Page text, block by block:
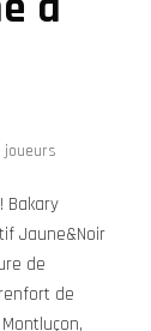
joueurs
Bakary
Jaune&Noir
de
de